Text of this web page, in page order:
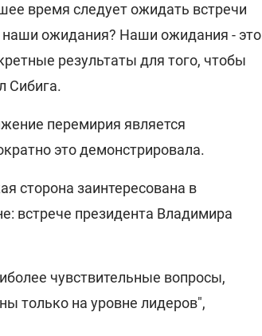
время следует ожидать встречи
ожидания? Наши ожидания - это
результаты для того, чтобы
Сибига.
перемирия является
это демонстрировала.
сторона заинтересована в
встрече президента Владимира
чувствительные вопросы,
только на уровне лидеров",